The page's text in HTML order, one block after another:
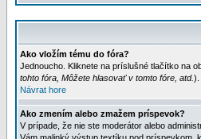
Ako vložím tému do fóra?
Jednoucho. Kliknete na príslušné tlačítko na
tohto fóra, Môžete hlasovať v tomto fóre, atd.).
Návrat hore
Ako zmením alebo zmažem príspevok?
V prípade, že nie ste moderátor alebo